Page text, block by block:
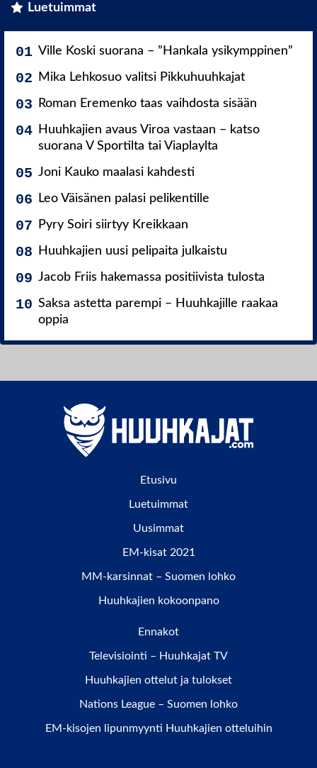
Luetuimmat
Ville Koski suorana – ”Hankala ysikymppinen”
Mika Lehkosuo valitsi Pikkuhuuhkajat
Roman Eremenko taas vaihdosta sisään
Huuhkajien avaus Viroa vastaan – katso
suorana V Sportilta tai Viaplaylta
Joni Kauko maalasi kahdesti
Leo Väisänen palasi pelikentille
Pyry Soiri siirtyy Kreikkaan
Huuhkajien uusi pelipaita julkaistu
Jacob Friis hakemassa positiivista tulosta
Saksa astetta parempi – Huuhkajille raakaa
oppia
Etusivu
Luetuimmat
Uusimmat
EM-kisat 2021
MM-karsinnat – Suomen lohko
Huuhkajien kokoonpano
Ennakot
Televisiointi – Huuhkajat TV
Huuhkajien ottelut ja tulokset
Nations League – Suomen lohko
EM-kisojen lipunmyynti Huuhkajien otteluihin